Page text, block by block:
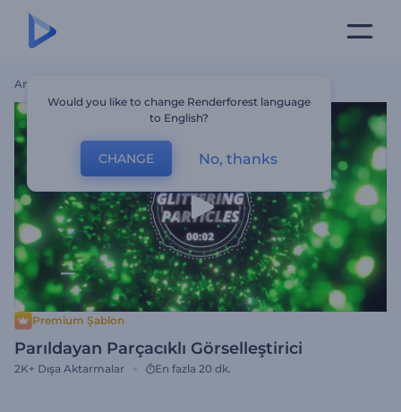
Ana Sayfa
Premium Şablon
Parıldayan Parçacıklı Görselleştirici
2K+ Dışa Aktarmalar En fazla 20 dk.
Would you like to change Renderforest language
to English?
CHANGE No, thanks